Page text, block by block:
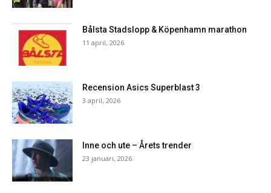
Bålsta Stadslopp & Köpenhamn marathon
11 april, 2026
Recension Asics Superblast 3
3 april, 2026
Inne och ute – Årets trender
23 januari, 2026